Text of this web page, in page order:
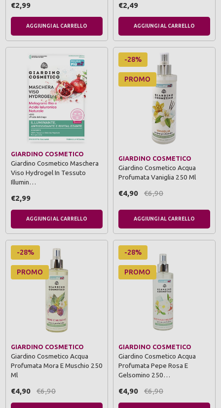
€2,99
AGGIUNGI AL CARRELLO
€2,49
AGGIUNGI AL CARRELLO
GIARDINO COSMETICO
Giardino Cosmetico Maschera
Viso Hydrogel In Tessuto
Illumin…
€2,99
AGGIUNGI AL CARRELLO
-28%
PROMO
GIARDINO COSMETICO
Giardino Cosmetico Acqua
Profumata Vaniglia 250 Ml
€4,90 €6,90
AGGIUNGI AL CARRELLO
-28%
PROMO
GIARDINO COSMETICO
Giardino Cosmetico Acqua
Profumata Mora E Muschio 250
Ml
€4,90 €6,90
-28%
PROMO
GIARDINO COSMETICO
Giardino Cosmetico Acqua
Profumata Pepe Rosa E
Gelsomino 250…
€4,90 €6,90